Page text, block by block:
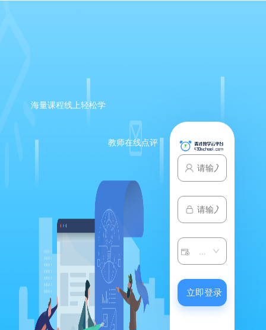
海量课程线上轻松学
教师在线点评
请选择子系统
立即登录